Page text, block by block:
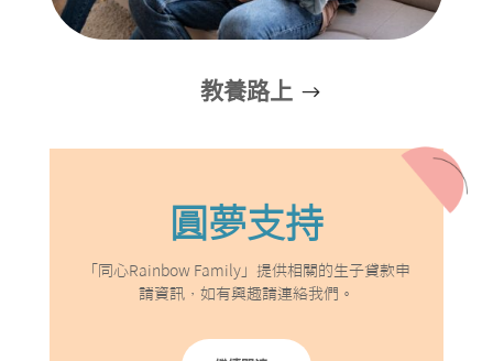
教養路上
圓夢支持
「同心Rainbow Family」提供相關的生子貸款申
請資訊，如有興趣請連絡我們。